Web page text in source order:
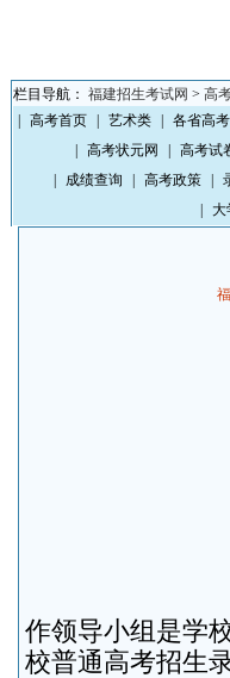
栏目导航： 福建招生考试网 > 高
高考首页 艺术类 各省高考
高考状元网 高考试
成绩查询 高考政策
大
作领导小组是学
校普通高考招生